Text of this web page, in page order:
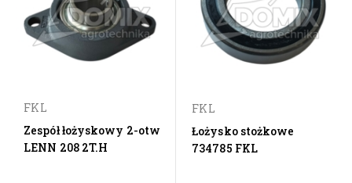
FKL
Zespół łożyskowy 2-otw
LENN 208 2T.H
FKL
Łożysko stożkowe
734785 FKL